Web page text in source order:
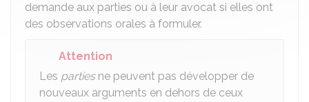
demande aux parties ou à leur avocat si elles ont
des observations orales à formuler.
Attention
Les partiesne peuvent pas développer de
nouveaux arguments en dehors de ceux